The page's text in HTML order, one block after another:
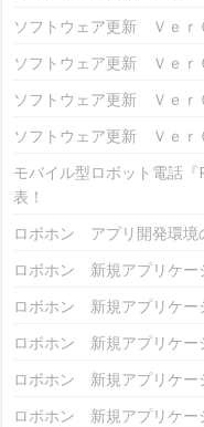
ソフトウェア更新 Ｖｅｒ
ソフトウェア更新 Ｖｅｒ
ソフトウェア更新 Ｖｅｒ
ソフトウェア更新 Ｖｅｒ
モバイル型ロボット電話
表！
ロボホン アプリ開発環境
ロボホン 新規アプリケー
ロボホン 新規アプリケ
ロボホン 新規アプリケ
ロボホン 新規アプリケ
ロボホン 新規アプリケ